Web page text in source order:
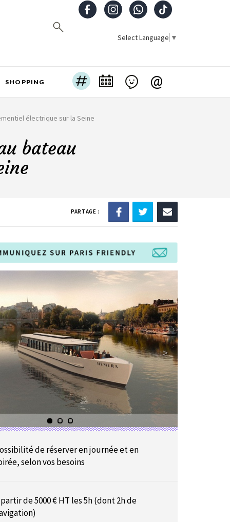
Select Language ▼
SHOPPING @
électrique sur la Seine
bateau
PARTAGE :
de réserver en journée et en
selon vos besoins
de 5000 € HT les 5h (dont 2h de